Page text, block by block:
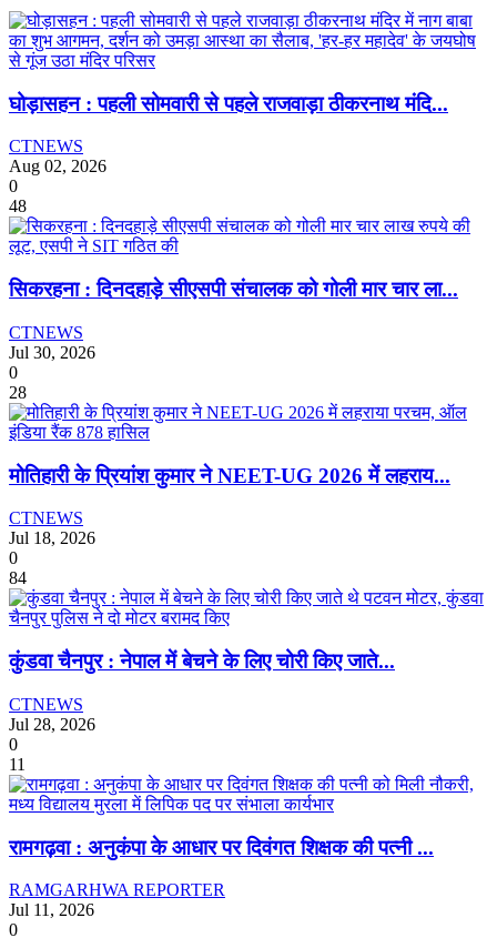
घोड़ासहन : पहली सोमवारी से पहले राजवाड़ा ठीकरनाथ मंदि...
CTNEWS
Aug 02, 2026
0
48
सिकरहना : दिनदहाड़े सीएसपी संचालक को गोली मार चार ला...
CTNEWS
Jul 30, 2026
0
28
मोतिहारी के प्रियांश कुमार ने NEET-UG 2026 में लहराय...
CTNEWS
Jul 18, 2026
0
84
कुंडवा चैनपुर : नेपाल में बेचने के लिए चोरी किए जाते...
CTNEWS
Jul 28, 2026
0
11
रामगढ़वा : अनुकंपा के आधार पर दिवंगत शिक्षक की पत्नी ...
RAMGARHWA REPORTER
Jul 11, 2026
0